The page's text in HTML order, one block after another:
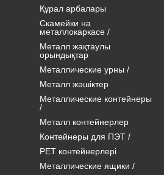
Құрал арбалары
Скамейки на
металлокаркасе /
Металл жақтаулы
орындықтар
Металлические урны /
Металл жәшіктер
Металлические контейнеры
/
Металл контейнерлер
Контейнеры для ПЭТ /
PET контейнерлері
Металлические ящики /